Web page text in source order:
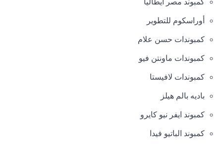
كمبوند مصر ايطاليا
أوراسكوم للتطوير
كمبوندات حسن علام
كمبوندات ماونتن فيو
كمبوندات لافيستا
باديه بالم هيلز
كمبوند ايفر نيو كايرو
كمبوند الباتيو فيدا